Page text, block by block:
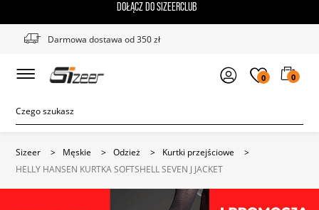
DOŁĄCZ DO SIZEERCLUB
Darmowa dostawa od 350 zł
0 0
Sizeer > Męskie > Odzież > Kurtki przejściowe
>
HELLY HANSEN KURTKA SOFTSHELL SEVEN J JACKET